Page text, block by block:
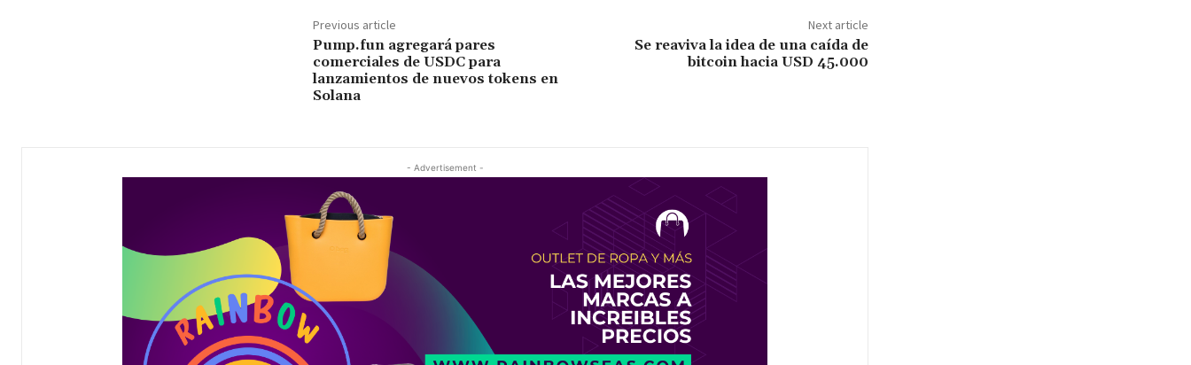
Previous article
Pump.fun agregará pares
comerciales de USDC para
lanzamientos de nuevos tokens en
Solana
Next article
Se reaviva la idea de una caída de
bitcoin hacia USD 45.000
- Advertisement -